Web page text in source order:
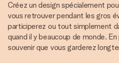
Créez un design spécialement
vous retrouver pendant les gros
participerez ou tout simplement
quand il y beaucoup de monde.
souvenir que vous garderez